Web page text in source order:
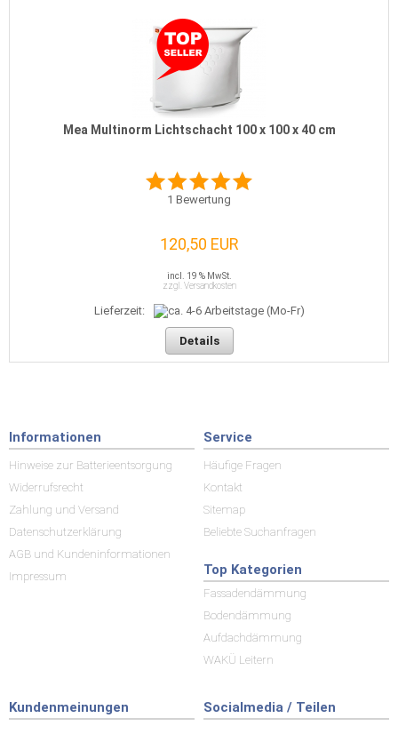
Mea Multinorm Lichtschacht 100 x 100 x 40 cm
1 Bewertung
120,50 EUR
incl. 19 % MwSt.
zzgl. Versandkosten
Lieferzeit:
Details
Informationen
Hinweise zur Batterieentsorgung
Widerrufsrecht
Zahlung und Versand
Datenschutzerklärung
AGB und Kundeninformationen
Impressum
Service
Häufige Fragen
Kontakt
Sitemap
Beliebte Suchanfragen
Top Kategorien
Fassadendämmung
Bodendämmung
Aufdachdämmung
WAKÜ Leitern
Kundenmeinungen Socialmedia / Teilen